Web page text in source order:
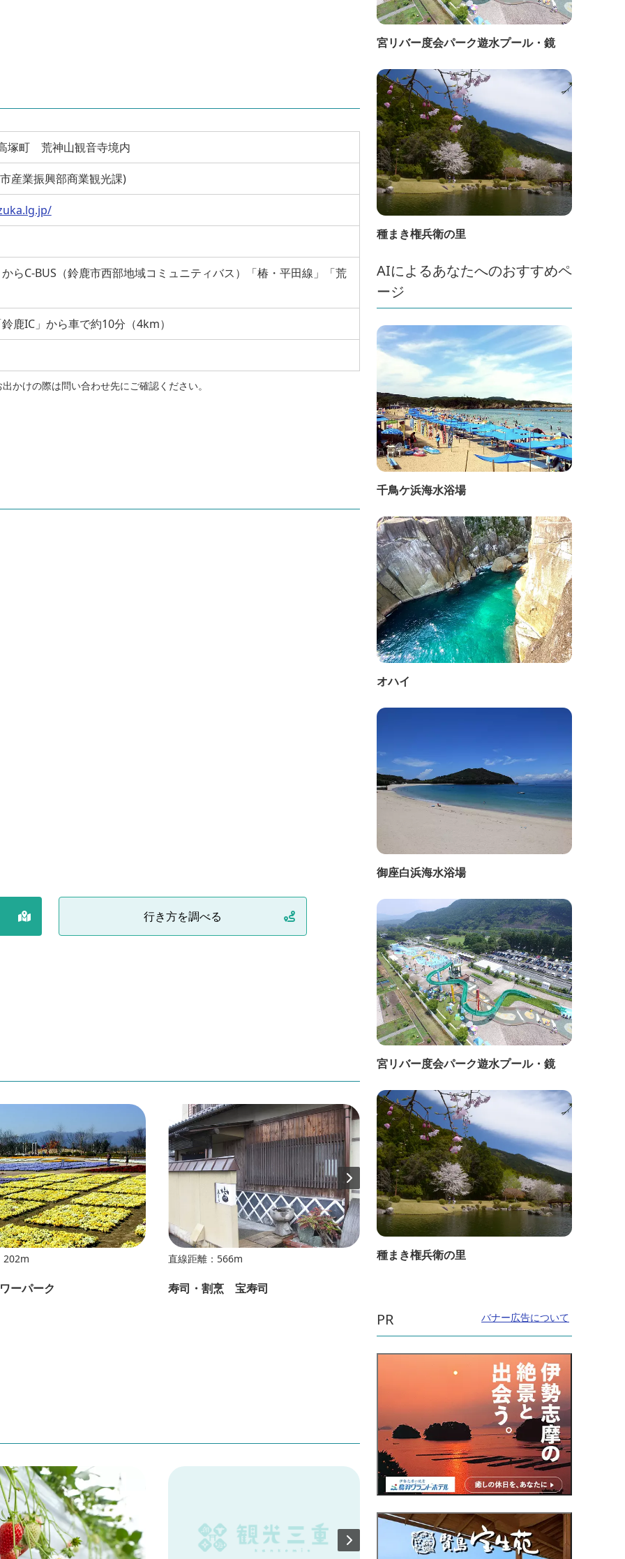
塚町 荒神山観音寺境内
産業振興部商業観光課)
からC-BUS（鈴鹿市西部地域コミュニティバス）「椿・平田線」「荒
鹿IC」から車で約10分（4km）
かけの際は問い合わせ先にご確認ください。
行き方を調べる
202m
ーパーク
直線距離：566m
寿司・割烹 宝寿司
直線距離：979m
宮リバー度会パーク遊水プール・鏡
種まき権兵衛の里
AIによるあなたへのおすすめペ
ージ
千鳥ケ浜海水浴場
オハイ
御座白浜海水浴場
宮リバー度会パーク遊水プール・鏡
種まき権兵衛の里
PR バナー広告について